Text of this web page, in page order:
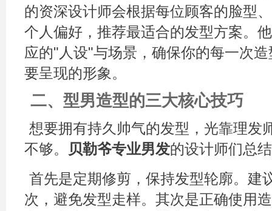
的资深设计师会根据每位顾客的脸型
个人偏好，推荐最适合的发型方案。
应的"人设"与场景，确保你的每一次
要呈现的形象。
二、型男造型的三大核心技巧
想要拥有持久帅气的发型，光靠理发
不够。
贝勒爷专业男发的设计师们总
首先是定期修剪，保持发型轮廓。建
次，避免发型走样。其次是正确使用